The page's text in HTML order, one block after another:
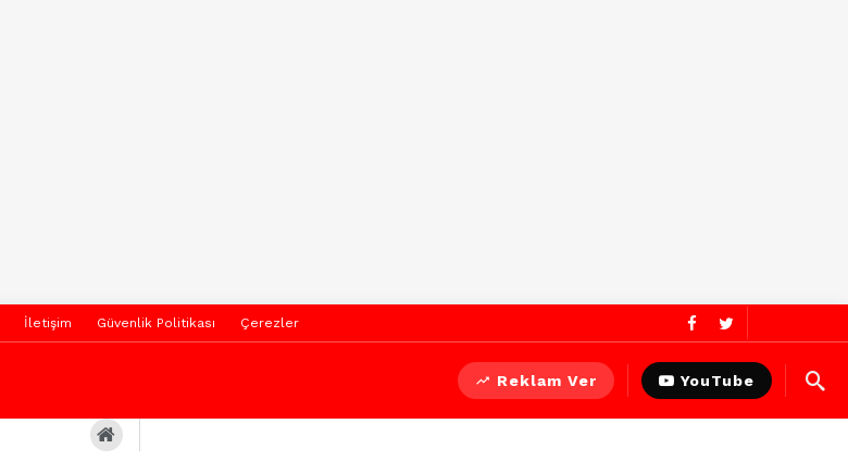
İletişim Güvenlik Politikası Çerezler
Reklam Ver YouTube